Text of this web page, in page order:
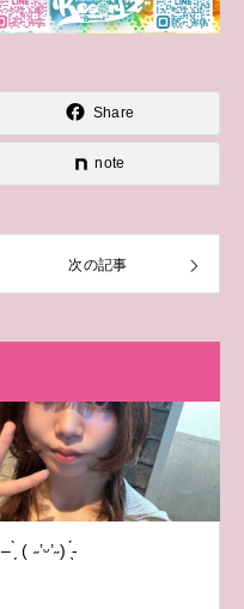
Share
note
次の記事
– ̗̀ ( ˶’ᵕ’˶) ̖́-